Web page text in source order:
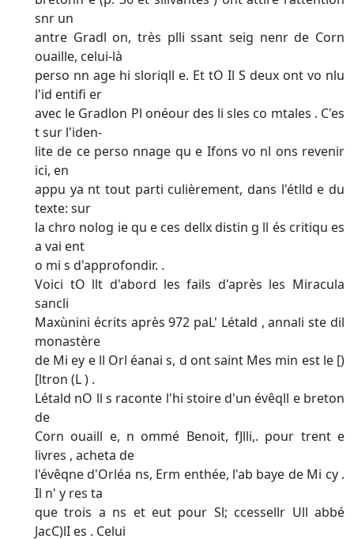
snr un
antre Gradl on, très plli ssant seig nenr de Corn
ouaille, celui-là
perso nn age hi sloriqll e. Et tO Il S deux ont vo nlu
l'id entifi er
avec le Gradlon Pl onéour des li sles co mtales . C'es
t sur l'iden-
lite de ce perso nnage qu e Ifons vo nl ons revenir
ici, en
appu ya nt tout parti culièrement, dans l'étlld e du
texte: sur
la chro nolog ie qu e ces dellx distin g ll és critiqu es
a vai ent
o mi s d'approfondir. .
Voici tO llt d'abord les fails d'après les Miracula
sancli
Maxùnini écrits après 972 paL' Létald , annali ste dil
monastère
de Mi ey e ll Orl éanai s, d ont saint Mes min est le [)
[ltron (L ) .
Létald nO ll s raconte l'hi stoire d'un évêqll e breton
de
Corn ouaill e, n ommé Benoit, fJlli,. pour trent e
livres , acheta de
l'évêqne d'Orléa ns, Erm enthée, l'ab baye de Mi cy .
Il n' y res ta
que trois a ns et eut pour Sl; ccessellr Ull abbé
JacC)lI es . Celui­